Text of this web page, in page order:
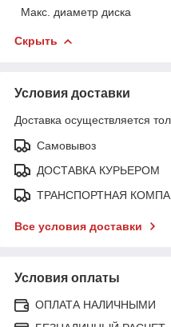
Макс. диаметр диска
Скрыть
Условия доставки
Доставка осуществляется
Самовывоз
ДОСТАВКА КУРЬЕРОМ
ТРАНСПОРТНАЯ
Все условия доставки
Условия оплаты
ОПЛАТА НАЛИЧНЫМИ